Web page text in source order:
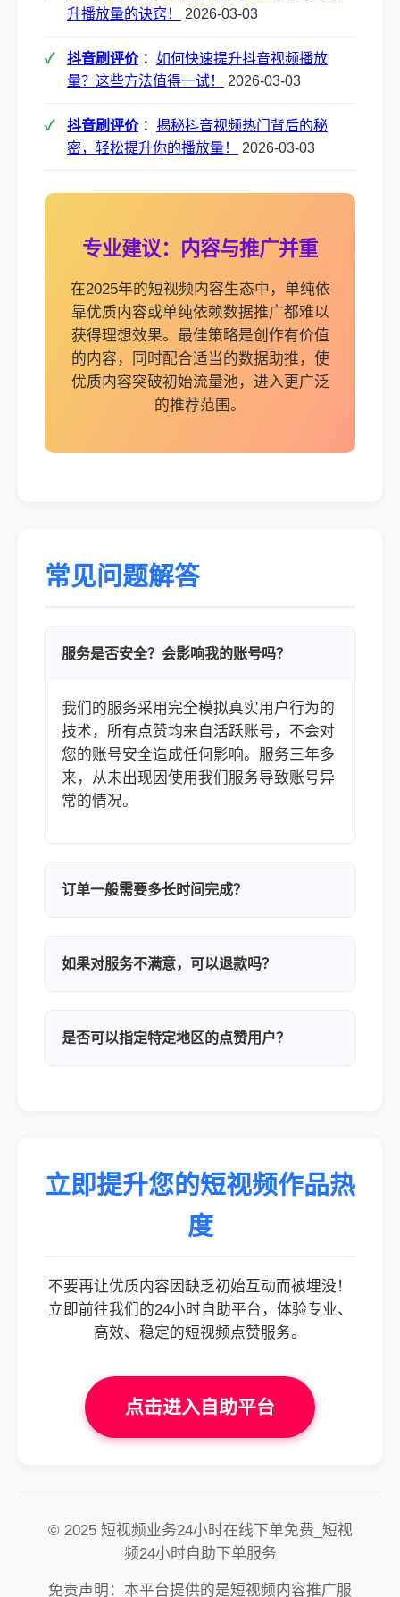
升播放量的诀窍！
2026-03-03
抖音刷评价： 如何快速提升抖音视频播放
量？这些方法值得一试！
2026-03-03
抖音刷评价： 揭秘抖音视频热门背后的秘
密，轻松提升你的播放量！
2026-03-03
专业建议：内容与推广并重
在2025年的短视频内容生态中，单纯依
靠优质内容或单纯依赖数据推广都难以
获得理想效果。最佳策略是创作有价值
的内容，同时配合适当的数据助推，使
优质内容突破初始流量池，进入更广泛
的推荐范围。
常见问题解答
服务是否安全？会影响我的账号吗？
我们的服务采用完全模拟真实用户行为的
技术，所有点赞均来自活跃账号，不会对
您的账号安全造成任何影响。服务三年多
来，从未出现因使用我们服务导致账号异
常的情况。
订单一般需要多长时间完成？
如果对服务不满意，可以退款吗？
是否可以指定特定地区的点赞用户？
立即提升您的短视频作品热
度
不要再让优质内容因缺乏初始互动而被埋没！
立即前往我们的24小时自助平台，体验专业、
高效、稳定的短视频点赞服务。
点击进入自助平台
© 2025 短视频业务24小时在线下单免费_短视
频24小时自助下单服务
免责声明：本平台提供的是短视频内容推广服